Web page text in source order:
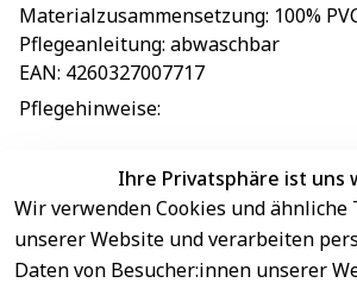
Materialzusammensetzung: 100%
Pflegeanleitung: abwaschbar
EAN: 4260327007717
Pflegehinweise:
EU-Verantwortliche Person -
Ihre Privatsphäre ist uns
Wir verwenden Cookies und ähnliche
unserer Website und verarbeiten
Daten von Besucher:innen unserer